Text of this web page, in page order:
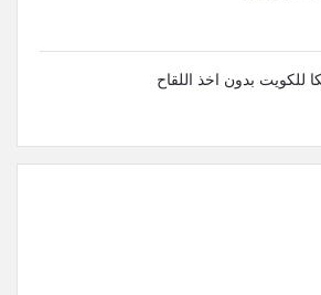
للكويت بدون اخذ اللقاح